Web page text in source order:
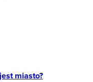
miasto?